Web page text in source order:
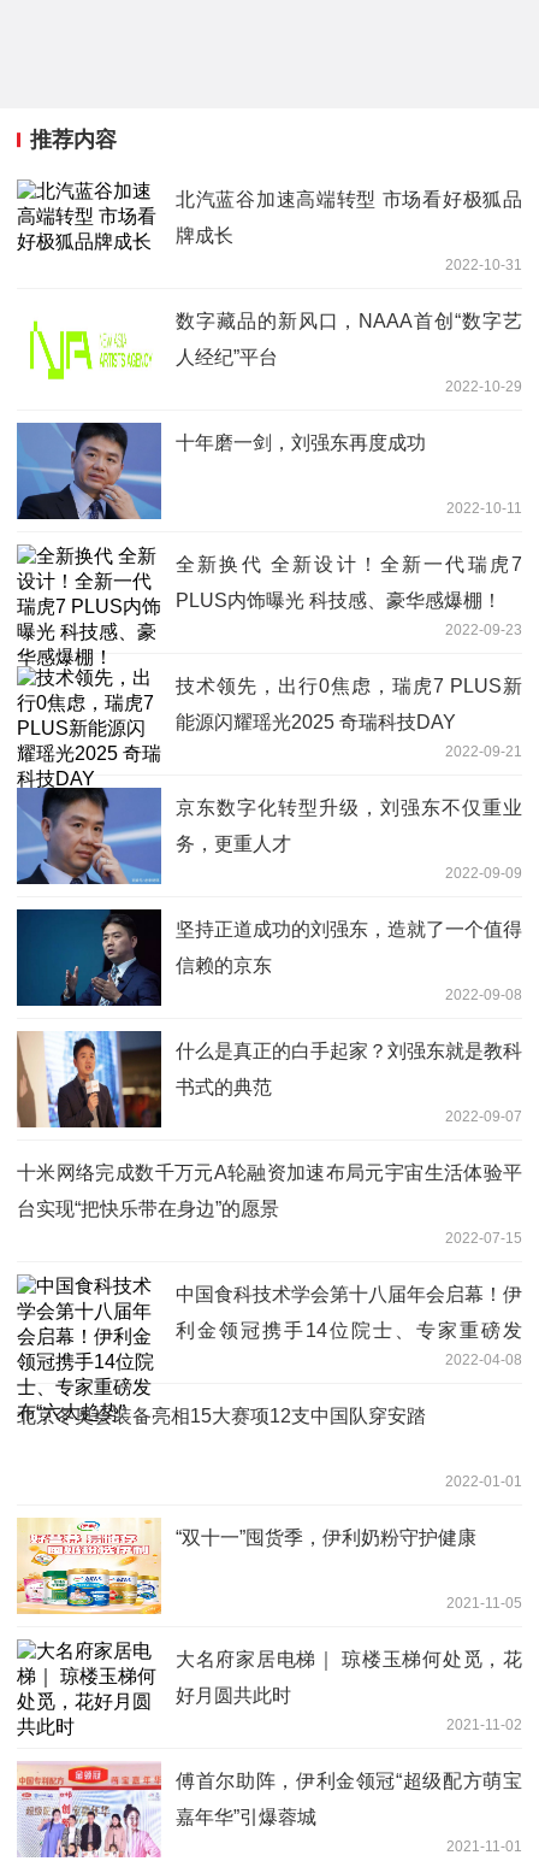
推荐内容
北汽蓝谷加速高端转型 市场看好极狐品
牌成长
2022-10-31
数字藏品的新风口，NAAA首创“数字艺
人经纪”平台
2022-10-29
十年磨一剑，刘强东再度成功
2022-10-11
全新换代 全新设计！全新一代瑞虎7
PLUS内饰曝光 科技感、豪华感爆棚！
2022-09-23
技术领先，出行0焦虑，瑞虎7 PLUS新
能源闪耀瑶光2025 奇瑞科技DAY
2022-09-21
京东数字化转型升级，刘强东不仅重业
务，更重人才
2022-09-09
坚持正道成功的刘强东，造就了一个值得
信赖的京东
2022-09-08
什么是真正的白手起家？刘强东就是教科
书式的典范
2022-09-07
十米网络完成数千万元A轮融资加速布局元宇宙生活体验平
台实现“把快乐带在身边”的愿景
2022-07-15
中国食科技术学会第十八届年会启幕！伊
利金领冠携手14位院士、专家重磅发
2022-04-08
北京冬奥会装备亮相15大赛项12支中国队穿安踏
2022-01-01
“双十一”囤货季，伊利奶粉守护健康
2021-11-05
大名府家居电梯｜ 琼楼玉梯何处觅，花
好月圆共此时
2021-11-02
傅首尔助阵，伊利金领冠“超级配方萌宝
嘉年华”引爆蓉城
2021-11-01